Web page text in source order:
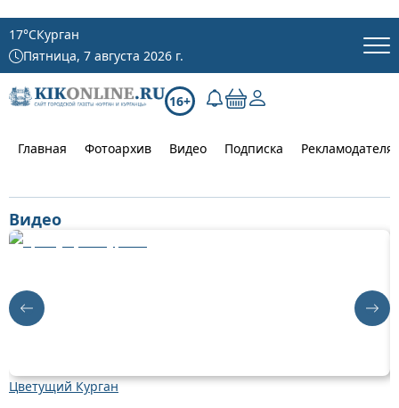
17°CКурган
Пятница, 7 августа 2026 г.
16+
Главная Фотоархив Видео Подписка
Видео
Цветущий Курган